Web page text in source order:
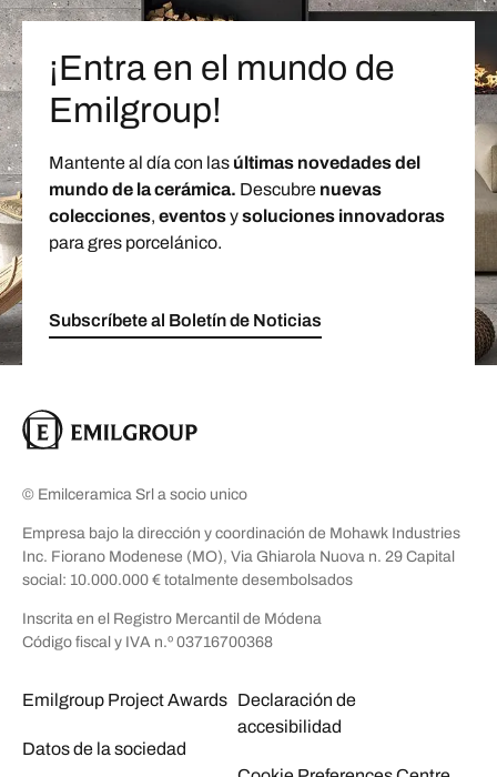
¡Entra en el mundo de
Emilgroup!
Mantente al día con las últimas novedades del
mundo de la cerámica. Descubre nuevas
colecciones, eventosysoluciones innovadoras
para gres porcelánico.
Subscríbete al Boletín de Noticias
© Emilceramica Srl a socio unico
Empresa bajo la dirección y coordinación de Mohawk Industries
Inc. Fiorano Modenese (MO), Via Ghiarola Nuova n. 29 Capital
social: 10.000.000 € totalmente desembolsados
Inscrita en el Registro Mercantil de Módena
Código fiscal y IVA n.º 03716700368
Emilgroup Project Awards
Datos de la sociedad
Declaración de
accesibilidad